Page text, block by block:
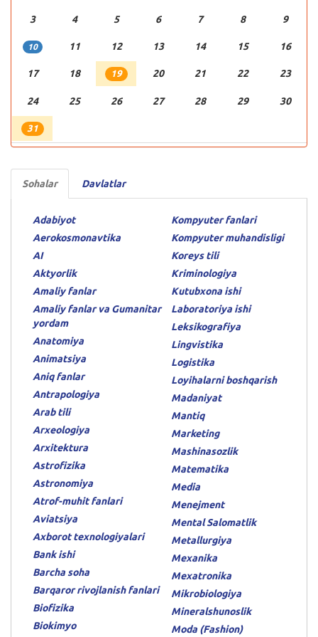
3 4 5 6 7 8 9
10 11 12 13 14 15 16
17 18 19 20 21 22 23
24 25 26 27 28 29 30
31
Sohalar Davlatlar
Adabiyot
Aerokosmonavtika
AI
Aktyorlik
Amaliy fanlar
Amaliy fanlar va Gumanitar
yordam
Anatomiya
Animatsiya
Aniq fanlar
Antrapologiya
Arab tili
Arxeologiya
Arxitektura
Astrofizika
Astronomiya
Atrof-muhit fanlari
Aviatsiya
Axborot texnologiyalari
Bank ishi
Barcha soha
Barqaror rivojlanish fanlari
Biofizika
Biokimyo
Kompyuter fanlari
Kompyuter muhandisligi
Koreys tili
Kriminologiya
Kutubxona ishi
Laboratoriya ishi
Leksikografiya
Lingvistika
Logistika
Loyihalarni boshqarish
Madaniyat
Mantiq
Marketing
Mashinasozlik
Matematika
Media
Menejment
Mental Salomatlik
Metallurgiya
Mexanika
Mexatronika
Mikrobiologiya
Mineralshunoslik
Moda (Fashion)